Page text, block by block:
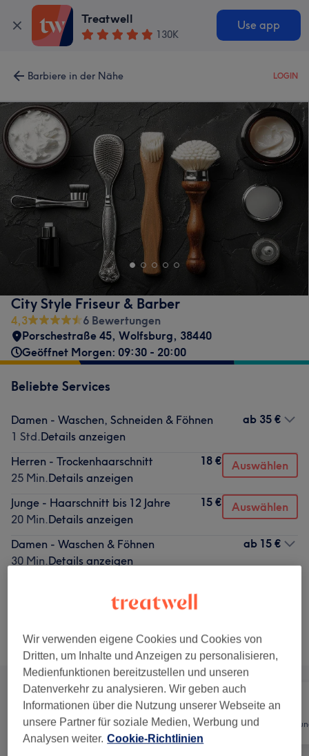
Treatwell
130K
Use app
Barbiere in der Nähe LOGIN
City Style Friseur & Barber
4,3
6 Bewertungen
Porschestraße 45, Wolfsburg, 38440
Geöffnet Morgen: 09:30 - 20:00
Beliebte Services
Damen - Waschen, Schneiden & Föhnen
1 Std.Details anzeigen
ab 35 €
Herren - Trockenhaarschnitt
25 Min.Details anzeigen
18 € Auswählen
Junge - Haarschnitt bis 12 Jahre
20 Min.Details anzeigen
15 € Auswählen
Damen - Waschen & Föhnen
30 Min.Details anzeigen
ab 15 €
Details anzeigen
Alle Services
Alle Friseur
Wir verwenden eigene Cookies und Cookies von
Dritten, um Inhalte und Anzeigen zu personalisieren,
Medienfunktionen bereitzustellen und unseren
Datenverkehr zu analysieren. Wir geben auch
Informationen über die Nutzung unserer Webseite an
unsere Partner für soziale Medien, Werbung und
Analysen weiter. Cookie-Richtlinien